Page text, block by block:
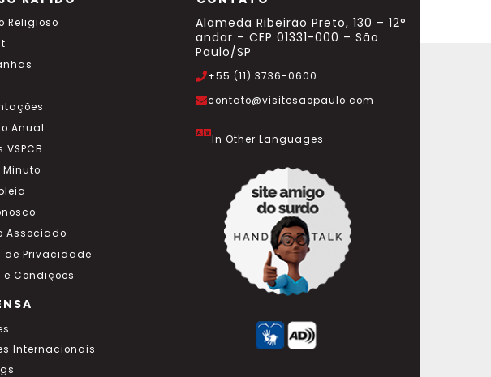
Religioso
Anual
VSPCB
Minuto
Associado
de Privacidade
e Condições
Internacionais
Alameda Ribeirão Preto, 130 – 12°
andar – CEP 01331-000 – São
Paulo/SP
+55 (11) 3736-0600
contato@visitesaopaulo.com
In Other Languages